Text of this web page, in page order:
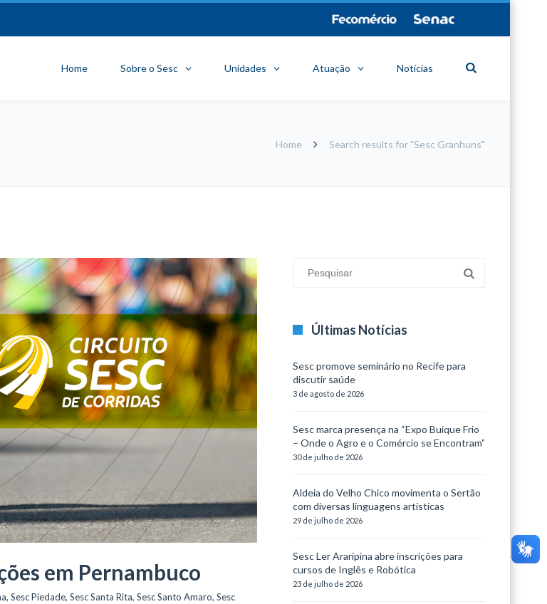
Home Sobre o Sesc Unidades Atuação Notícias
Home Search results for "Sesc Granhuns"
em Pernambuco
, Sesc Piedade, Sesc Santa Rita, Sesc Santo Amaro, Sesc
Últimas Notícias
Sesc promove seminário no Recife para
discutir saúde
3 de agosto de 2026
Sesc marca presença na “Expo Buíque Frio
– Onde o Agro e o Comércio se Encontram”
30 de julho de 2026
Aldeia do Velho Chico movimenta o Sertão
com diversas linguagens artísticas
29 de julho de 2026
Sesc Ler Araripina abre inscrições para
cursos de Inglês e Robótica
23 de julho de 2026